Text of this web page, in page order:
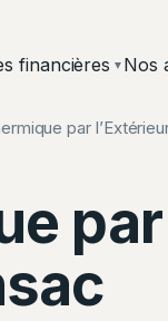
financières ▼ Nos
par